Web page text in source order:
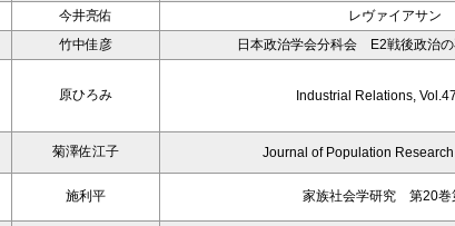
今井亮佑 レヴァイアサン
竹中佳彦 日本政治学会分科会 E2戦後政治
原ひろみ Industrial Relations,
菊澤佐江子 Journal of Population
施利平 家族社会学研究 第20巻